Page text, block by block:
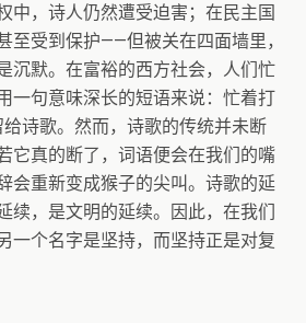
中，诗人仍然遭受迫害；在民主国
至受到保护——但被关在四面墙里，
沉默。在富裕的西方社会，人们忙
一句意味深长的短语来说：忙着打
诗歌。然而，诗歌的传统并未断
它真的断了，词语便会在我们的嘴
会重新变成猴子的尖叫。诗歌的延
续，是文明的延续。因此，在我们
一个名字是坚持，而坚持正是对复